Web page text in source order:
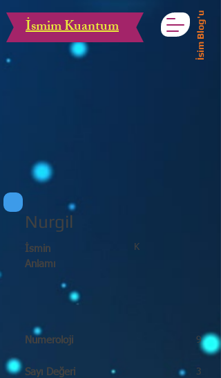
İsmim Kuantum İsim Blog'u
Nurgil
K
İsmin
Anlamı
Numeroloji
Sayı Değeri
9
3